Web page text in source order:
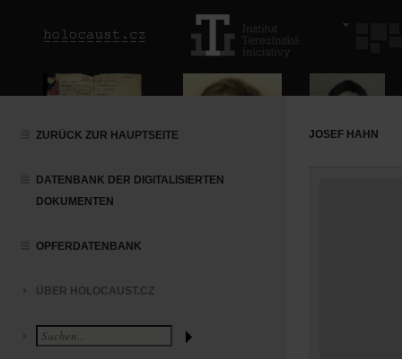
ZURÜCK ZUR HAUPTSEITE
DATENBANK DER DIGITALISIERTEN
DOKUMENTEN
OPFERDATENBANK
ÜBER HOLOCAUST.CZ
JOSEF HAHN